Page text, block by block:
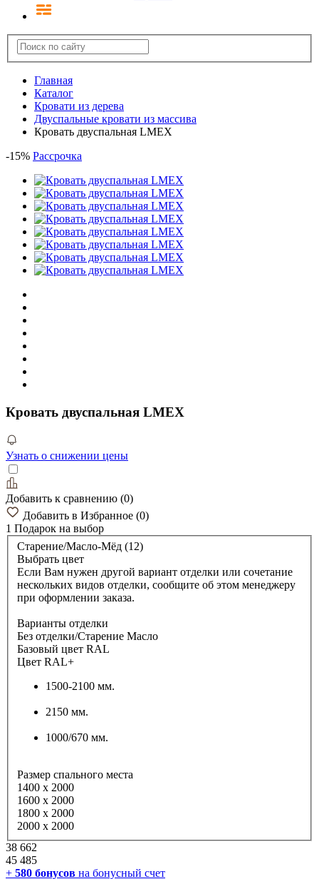
Главная
Каталог
Кровати из дерева
Двуспальные кровати из массива
Кровать двуспальная LMEX
-15% Рассрочка
Кровать двуспальная LMEX
Узнать о снижении цены
Добавить к сравнению (0)
Добавить в Избранное (0)
1 Подарок на выбор
Старение/Масло-Мёд (12)
Выбрать цвет
Если Вам нужен другой вариант отделки или сочетание
нескольких видов отделки, сообщите об этом менеджеру
при оформлении заказа.
Варианты отделки
Без отделки/Старение Масло
Базовый цвет RAL
Цвет RAL+
1500-2100 мм.
2150 мм.
1000/670 мм.
Размер спального места
1400 х 2000
1600 х 2000
1800 х 2000
2000 х 2000
38 662
45 485
+ 580 бонусов на бонусный счет